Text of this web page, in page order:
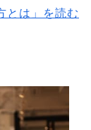
とは」を読む